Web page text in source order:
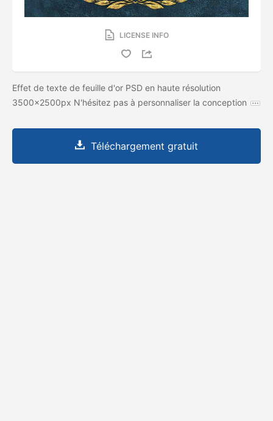
LICENSE INFO
Effet de texte de feuille d'or PSD en haute résolution
3500x2500px N'hésitez pas à personnaliser la conception
Téléchargement gratuit